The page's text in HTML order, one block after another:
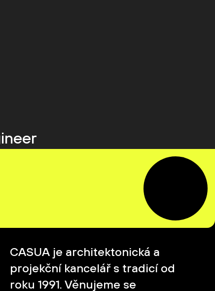
CASUA je architektonická a
projekční kancelář s tradicí od
roku 1991. Věnujeme se